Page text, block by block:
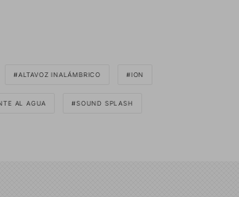
ALTAVOZ INALÁMBRICO ION
AL AGUA SOUND SPLASH